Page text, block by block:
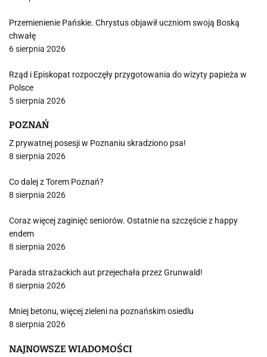
Przemienienie Pańskie. Chrystus objawił uczniom swoją Boską
chwałę
6 sierpnia 2026
Rząd i Episkopat rozpoczęły przygotowania do wizyty papieża w
Polsce
5 sierpnia 2026
POZNAŃ
Z prywatnej posesji w Poznaniu skradziono psa!
8 sierpnia 2026
Co dalej z Torem Poznań?
8 sierpnia 2026
Coraz więcej zaginięć seniorów. Ostatnie na szczęście z happy
endem
8 sierpnia 2026
Parada strażackich aut przejechała przez Grunwald!
8 sierpnia 2026
Mniej betonu, więcej zieleni na poznańskim osiedlu
8 sierpnia 2026
NAJNOWSZE WIADOMOŚCI